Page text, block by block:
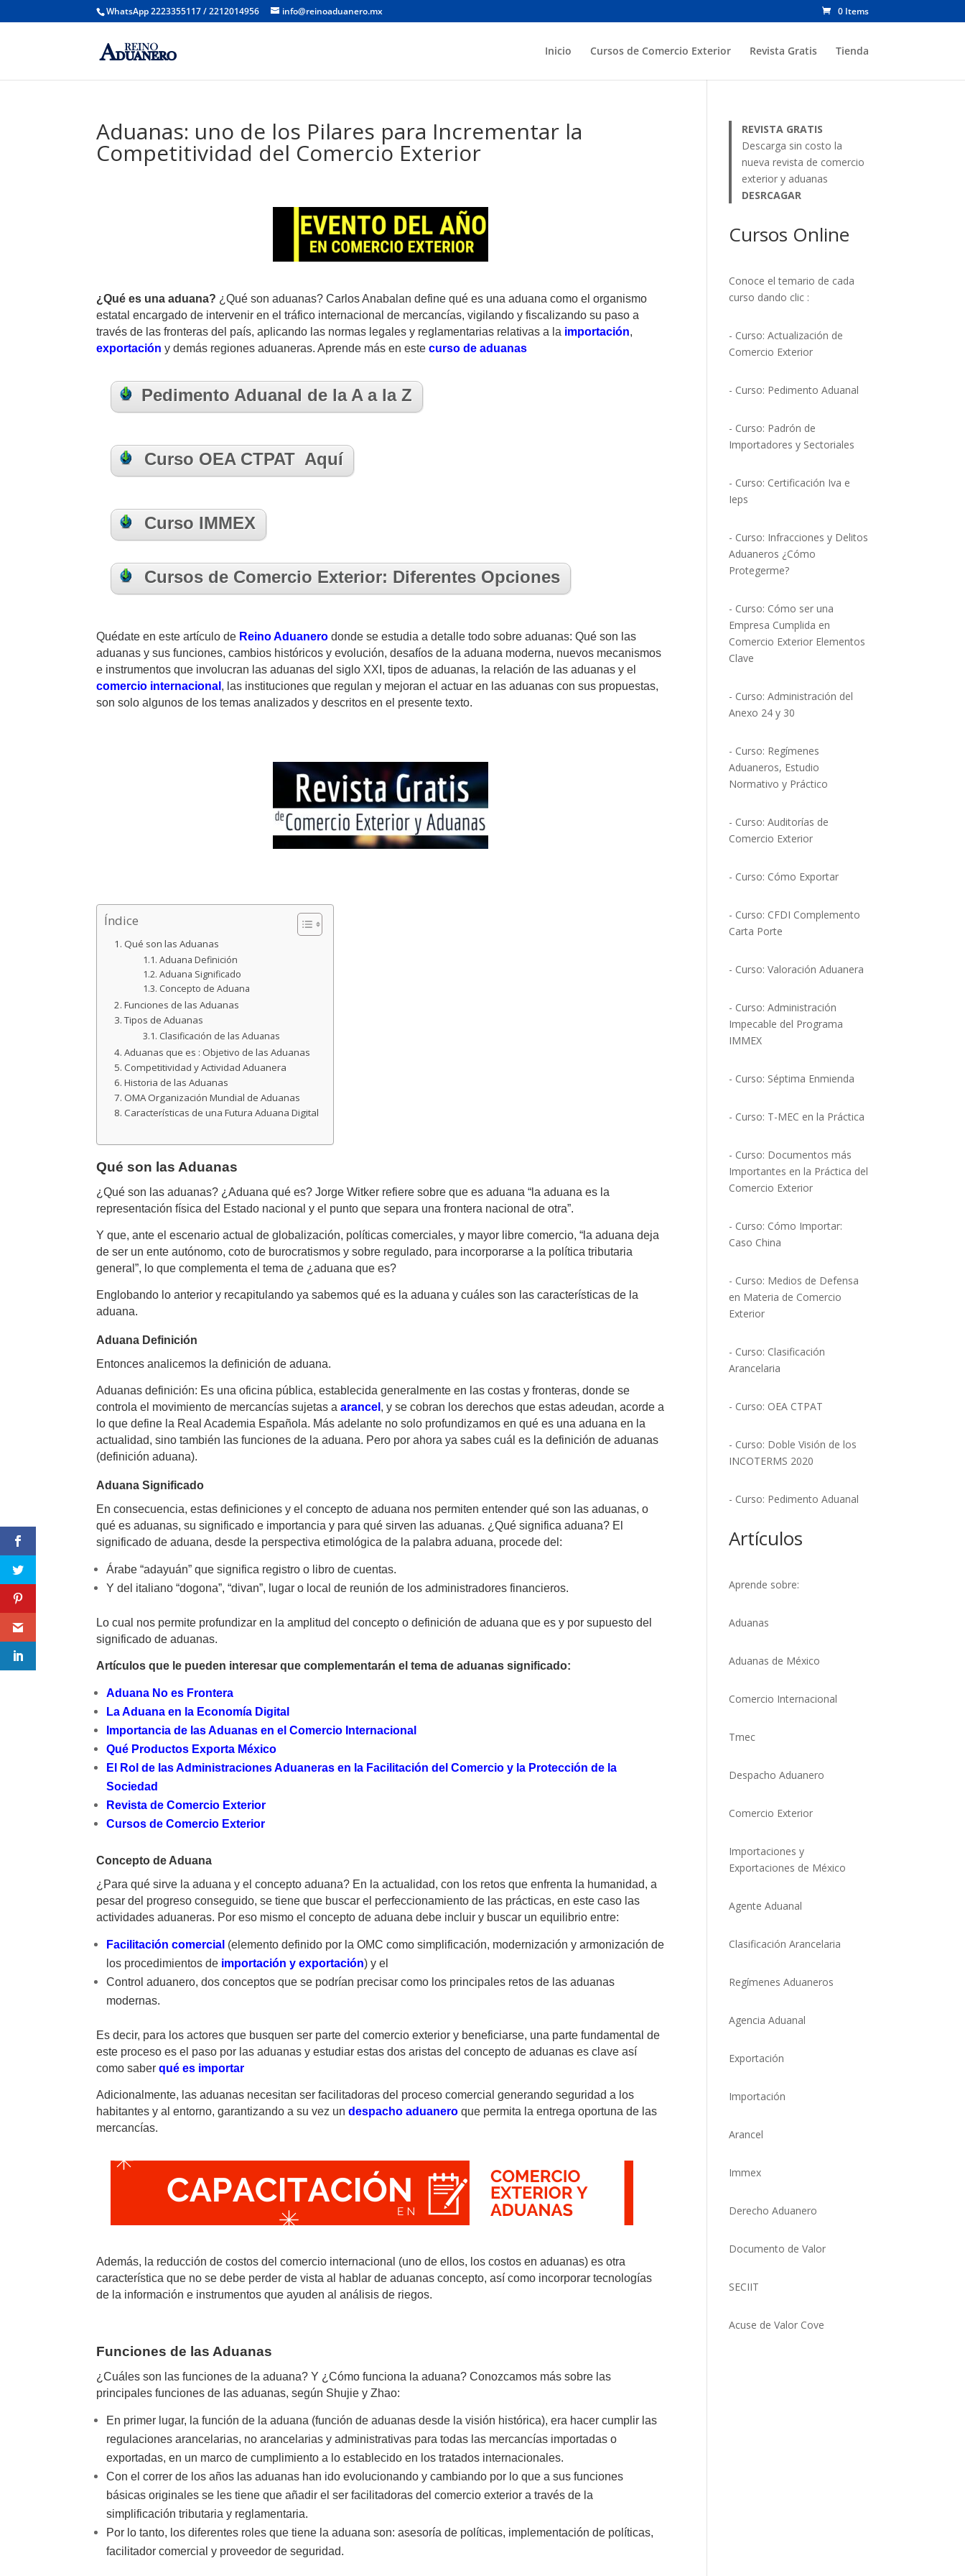
WhatsApp 2223355117 / 2212014956 info@reinoaduanero.mx 0 Items
Inicio Cursos de Comercio Exterior Revista Gratis Tienda
Aduanas: uno de los Pilares para Incrementar la
Competitividad del Comercio Exterior
¿Qué es una aduana? ¿Qué son aduanas? Carlos Anabalan define qué es una aduana como el organismo
estatal encargado de intervenir en el tráfico internacional de mercancías, vigilando y fiscalizando su paso a
través de las fronteras del país, aplicando las normas legales y reglamentarias relativas a la importación,
exportación y demás regiones aduaneras. Aprende más en estecurso de aduanas
Pedimento Aduanal de la A a la Z
Curso OEA CTPAT Aquí
Curso IMMEX
Cursos de Comercio Exterior: Diferentes Opciones
Quédate en este artículo de Reino Aduanero donde se estudia a detalle todo sobre aduanas: Qué son las
aduanas y sus funciones, cambios históricos y evolución, desafíos de la aduana moderna, nuevos mecanismos
e instrumentos que involucran las aduanas del siglo XXI, tipos de aduanas, la relación de las aduanas y el
comercio internacional , las instituciones que regulan y mejoran el actuar en las aduanas con sus propuestas,
son solo algunos de los temas analizados y descritos en el presente texto.
Índice
Qué son las Aduanas
Aduana Definición
Aduana Significado
Concepto de Aduana
Funciones de las Aduanas
Tipos de Aduanas
Clasificación de las Aduanas
Aduanas que es : Objetivo de las Aduanas
Competitividad y Actividad Aduanera
Historia de las Aduanas
OMA Organización Mundial de Aduanas
Características de una Futura Aduana Digital
Qué son las Aduanas
¿Qué son las aduanas? ¿Aduana qué es? Jorge Witker refiere sobre que es aduana “la aduana es la
representación física del Estado nacional y el punto que separa una frontera nacional de otra”.
Y que, ante el escenario actual de globalización, políticas comerciales, y mayor libre comercio, “la aduana deja
de ser un ente autónomo, coto de burocratismos y sobre regulado, para incorporarse a la política tributaria
general”, lo que complementa el tema de ¿aduana que es?
Englobando lo anterior y recapitulando ya sabemos qué es la aduana y cuáles son las características de la
aduana.
Aduana Definición
Entonces analicemos la definición de aduana.
Aduanas definición: Es una oficina pública, establecida generalmente en las costas y fronteras, donde se
controla el movimiento de mercancías sujetas aarancel , y se cobran los derechos que estas adeudan, acorde a
lo que define la Real Academia Española. Más adelante no solo profundizamos en qué es una aduana en la
actualidad, sino también las funciones de la aduana. Pero por ahora ya sabes cuál es la definición de aduanas
(definición aduana).
Aduana Significado
En consecuencia, estas definiciones y el concepto de aduana nos permiten entender qué son las aduanas, o
qué es aduanas, su significado e importancia y para qué sirven las aduanas. ¿Qué significa aduana? El
significado de aduana, desde la perspectiva etimológica de la palabra aduana, procede del:
Árabe “adayuán” que significa registro o libro de cuentas.
Y del italiano “dogona”, “divan”, lugar o local de reunión de los administradores financieros.
Lo cual nos permite profundizar en la amplitud del concepto o definición de aduana que es y por supuesto del
significado de aduanas.
Artículos que le pueden interesar que complementarán el tema de aduanas significado:
Aduana No es Frontera
La Aduana en la Economía Digital
Importancia de las Aduanas en el Comercio Internacional
Qué Productos Exporta México
El Rol de las Administraciones Aduaneras en la Facilitación del Comercio y la Protección de la
Sociedad
Revista de Comercio Exterior
Cursos de Comercio Exterior
Concepto de Aduana
¿Para qué sirve la aduana y el concepto aduana? En la actualidad, con los retos que enfrenta la humanidad, a
pesar del progreso conseguido, se tiene que buscar el perfeccionamiento de las prácticas, en este caso las
actividades aduaneras. Por eso mismo el concepto de aduana debe incluir y buscar un equilibrio entre:
Facilitación comercial (elemento definido por la OMC como simplificación, modernización y armonización de
los procedimientos de importación y exportación) y el
Control aduanero, dos conceptos que se podrían precisar como los principales retos de las aduanas
modernas.
Es decir, para los actores que busquen ser parte del comercio exterior y beneficiarse, una parte fundamental de
este proceso es el paso por las aduanas y estudiar estas dos aristas del concepto de aduanas es clave así
como saberqué es importar
Adicionalmente, las aduanas necesitan ser facilitadoras del proceso comercial generando seguridad a los
habitantes y al entorno, garantizando a su vez undespacho aduanero que permita la entrega oportuna de las
mercancías.
Además, la reducción de costos del comercio internacional (uno de ellos, los costos en aduanas) es otra
característica que no se debe perder de vista al hablar de aduanas concepto, así como incorporar tecnologías
de la información e instrumentos que ayuden al análisis de riegos.
Funciones de las Aduanas
¿Cuáles son las funciones de la aduana? Y ¿Cómo funciona la aduana? Conozcamos más sobre las
principales funciones de las aduanas, según Shujie y Zhao:
En primer lugar, la función de la aduana (función de aduanas desde la visión histórica), era hacer cumplir las
regulaciones arancelarias, no arancelarias y administrativas para todas las mercancías importadas o
exportadas, en un marco de cumplimiento a lo establecido en los tratados internacionales.
Con el correr de los años las aduanas han ido evolucionando y cambiando por lo que a sus funciones
básicas originales se les tiene que añadir el ser facilitadoras del comercio exterior a través de la
simplificación tributaria y reglamentaria.
Por lo tanto, los diferentes roles que tiene la aduana son: asesoría de políticas, implementación de políticas,
facilitador comercial y proveedor de seguridad.
REVISTA GRATIS
Descarga sin costo la
nueva revista de comercio
exterior y aduanas
DESRCAGAR
Cursos Online
Conoce el temario de cada
curso dando clic :
- Curso: Actualización de
Comercio Exterior
- Curso: Pedimento Aduanal
- Curso: Padrón de
Importadores y Sectoriales
- Curso: Certificación Iva e
Ieps
- Curso: Infracciones y Delitos
Aduaneros ¿Cómo
Protegerme?
- Curso: Cómo ser una
Empresa Cumplida en
Comercio Exterior Elementos
Clave
- Curso: Administración del
Anexo 24 y 30
- Curso: Regímenes
Aduaneros, Estudio
Normativo y Práctico
- Curso: Auditorías de
Comercio Exterior
- Curso: Cómo Exportar
- Curso: CFDI Complemento
Carta Porte
- Curso: Valoración Aduanera
- Curso: Administración
Impecable del Programa
IMMEX
- Curso: Séptima Enmienda
- Curso: T-MEC en la Práctica
- Curso: Documentos más
Importantes en la Práctica del
Comercio Exterior
- Curso: Cómo Importar:
Caso China
- Curso: Medios de Defensa
en Materia de Comercio
Exterior
- Curso: Clasificación
Arancelaria
- Curso: OEA CTPAT
- Curso: Doble Visión de los
INCOTERMS 2020
- Curso: Pedimento Aduanal
Artículos
Aprende sobre:
Aduanas
Aduanas de México
Comercio Internacional
Tmec
Despacho Aduanero
Comercio Exterior
Importaciones y
Exportaciones de México
Agente Aduanal
Clasificación Arancelaria
Regímenes Aduaneros
Agencia Aduanal
Exportación
Importación
Arancel
Immex
Derecho Aduanero
Documento de Valor
SECIIT
Acuse de Valor Cove